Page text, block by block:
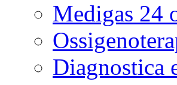
Medigas 24
Diagnostica